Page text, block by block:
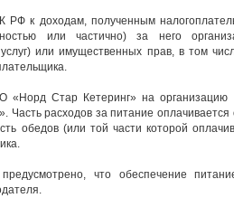
РФ к доходам, полученным
или частично) за него
или имущественных прав, в том
«Норд Стар Кетеринг» на
Часть расходов за питание оплачивается
обедов (или той части которой
что обеспечение